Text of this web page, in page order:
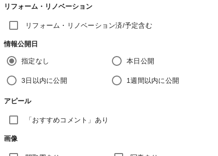
リフォーム・リノベーション
リフォーム・リノベーション済/予定含む
情報公開日
指定なし 本日公開
3日以内に公開 1週間以内に公開
アピール
「おすすめコメント」あり
画像